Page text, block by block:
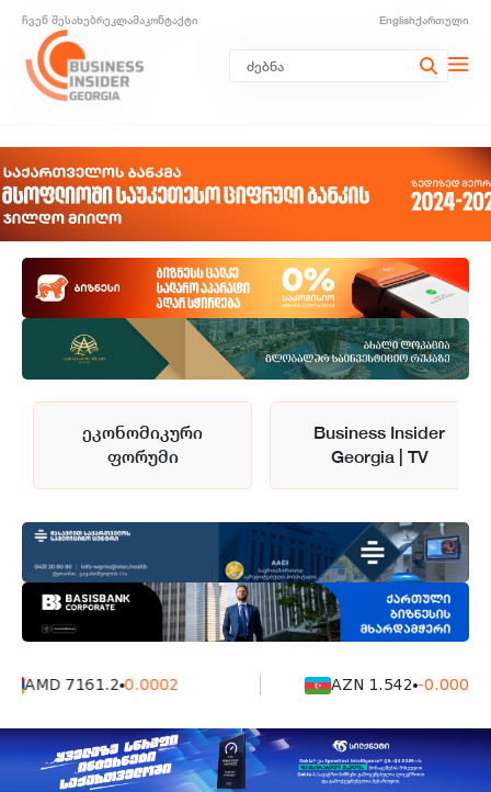
ჩვენ შესახებრეკლამაკონტაქტი Englishქართული
ეკონომიკური
ფორუმი
Business Insider
Georgia | TV
AMD 7161.2 0.0002 AZN 1.542 -0.0006